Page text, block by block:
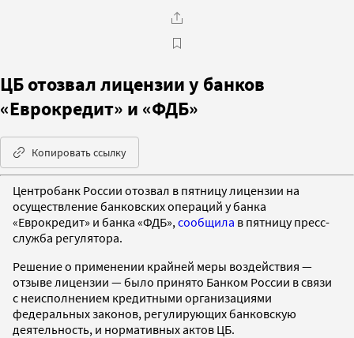
ЦБ отозвал лицензии у банков
«Еврокредит» и «ФДБ»
Копировать ссылку
Центробанк России отозвал в пятницу лицензии на
осуществление банковских операций у банка
«Еврокредит» и банка «ФДБ», сообщила в пятницу пресс-
служба регулятора.
Решение о применении крайней меры воздействия —
отзыве лицензии — было принято Банком России в связи
с неисполнением кредитными организациями
федеральных законов, регулирующих банковскую
деятельность, и нормативных актов ЦБ.